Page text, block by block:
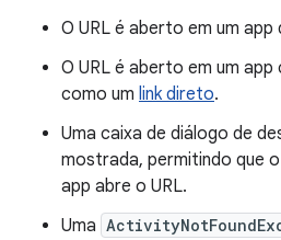
O URL é aberto em um
O URL é aberto em um
como um link direto.
Uma caixa de diálogo de
mostrada, permitindo que
app abre o URL.
Uma